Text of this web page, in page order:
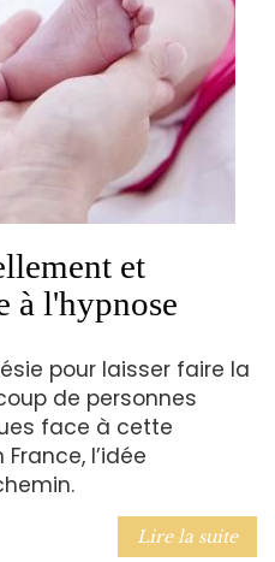
et
à l'hypnose
pour laisser faire la
de personnes
face à cette
l’idée
Lire la suite